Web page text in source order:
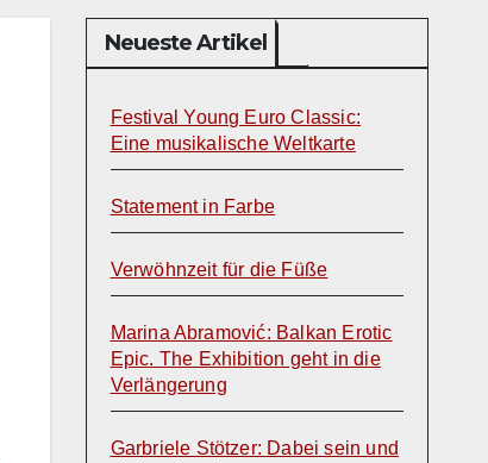
Neueste Artikel
Festival Young Euro Classic:
Eine musikalische Weltkarte
Statement in Farbe
Verwöhnzeit für die Füße
Marina Abramović: Balkan Erotic
Epic. The Exhibition geht in die
Verlängerung
Garbriele Stötzer: Dabei sein und